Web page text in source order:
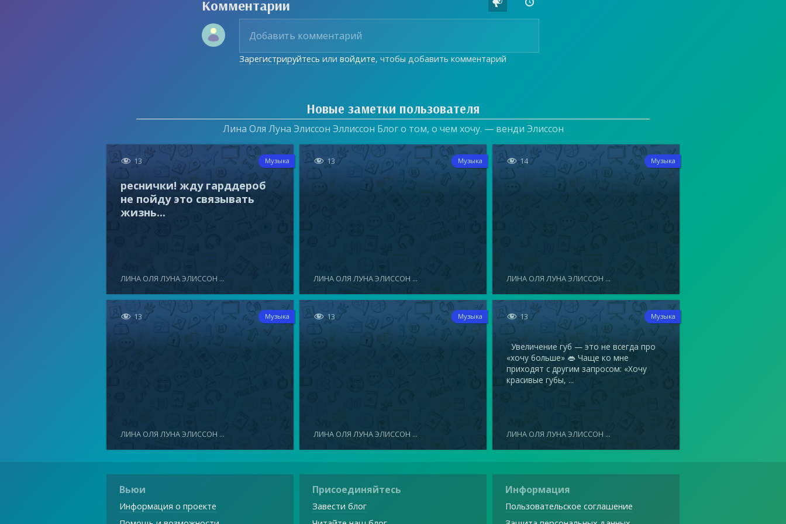
Комментарии
Зарегистрируйтесь иливойдите, чтобы добавить комментарий
Новые заметки пользователя
Лина Оля Луна Элиссон Эллиссон Блог о том, о чем хочу. — венди Элиссон
 13 Музыка
реснички! жду гарддероб
не пойду это связывать
жизнь...
ЛИНА ОЛЯ ЛУНА ЭЛИССОН ...
 13 Музыка
ЛИНА ОЛЯ ЛУНА ЭЛИССОН ...
 14 Музыка
ЛИНА ОЛЯ ЛУНА ЭЛИССОН ...
 13 Музыка
ЛИНА ОЛЯ ЛУНА ЭЛИССОН ...
 13 Музыка
ЛИНА ОЛЯ ЛУНА ЭЛИССОН ...
 13 Музыка
Увеличение губ — это не всегда про
«хочу больше» 👄 Чаще ко мне
приходят с другим запросом: «Хочу
красивые губы, ...
ЛИНА ОЛЯ ЛУНА ЭЛИССОН ...
Вьюи
Информация о проекте
Присоединяйтесь
Завести блог
Информация
Пользовательское соглашение